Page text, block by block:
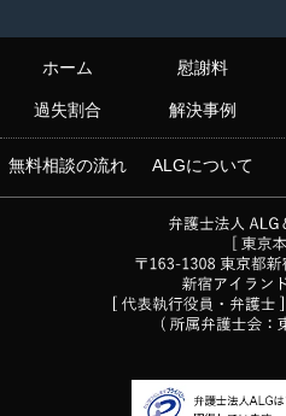
ホーム 慰謝料
過失割合 解決事例
無料相談の流れ ALGについて